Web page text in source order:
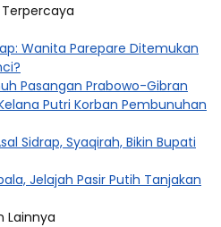
Wanita Parepare Ditemukan
Pasangan Prabowo-Gibran
Putri Korban Pembunuhan
Sidrap, Syaqirah, Bikin Bupati
Jelajah Pasir Putih Tanjakan
Lainnya